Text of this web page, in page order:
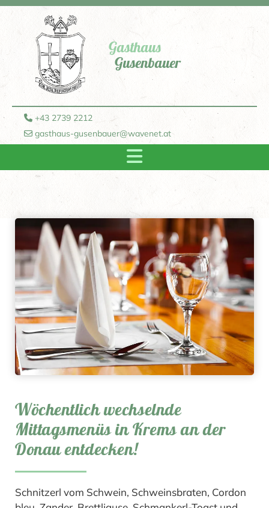
Gasthaus
Gusenbauer
 +43 2739 2212
 gasthaus-gusenbauer@wavenet.at
Wöchentlich wechselnde
Mittagsmenüs in Krems an der
Donau entdecken!
Schnitzerl vom Schwein, Schweinsbraten, Cordon